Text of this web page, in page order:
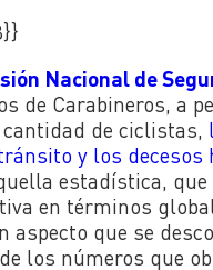
Nacional de
de Carabineros, a
de ciclistas,
y los decesos
estadística, que
en términos
aspecto que se
los números que